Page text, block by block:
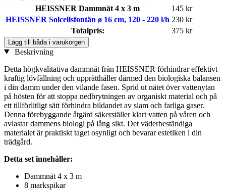
HEISSNER Dammnät 4 x 3 m
145 kr
HEISSNER Solcellsfontän ø 16 cm, 120 - 220 l/h 230 kr
Totalpris:
375 kr
Lägg till båda i varukorgen
Beskrivning
Detta högkvalitativa dammnät från HEISSNER förhindrar effektivt
kraftig lövfällning och upprätthåller därmed den biologiska balansen
i din damm under den vilande fasen. Sprid ut nätet över vattenytan
på hösten för att stoppa nedbrytningen av organiskt material och på
ett tillförlitligt sätt förhindra bildandet av slam och farliga gaser.
Denna förebyggande åtgärd säkerställer klart vatten på våren och
avlastar dammens biologi på lång sikt. Det väderbeständiga
materialet är praktiskt taget osynligt och bevarar estetiken i din
trädgård.
Detta set innehåller:
Dammnät 4 x 3 m
8 markspikar